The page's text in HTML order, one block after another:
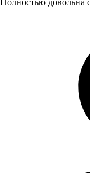
Полностью довольна